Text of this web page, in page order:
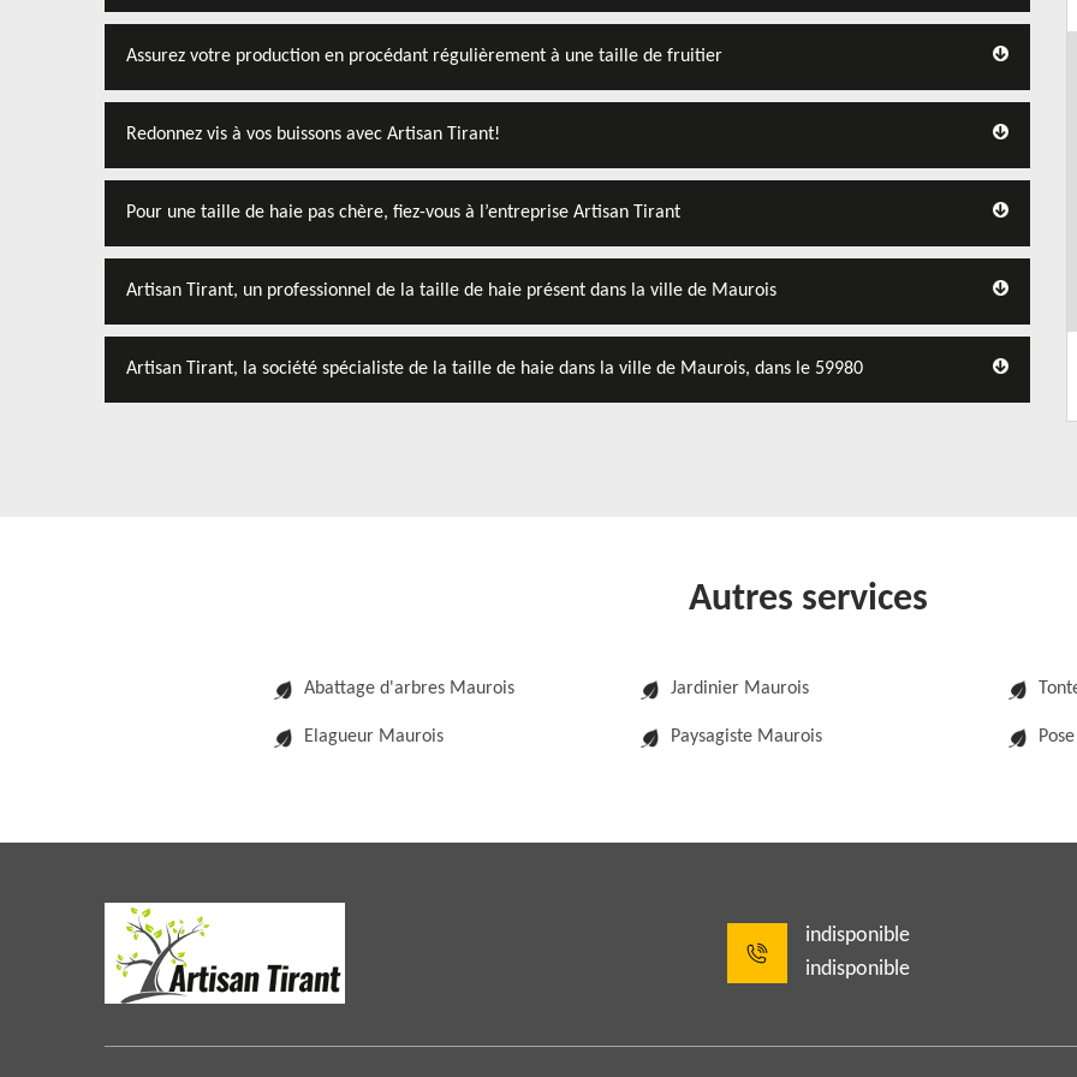
Assurez votre production en procédant régulièrement à une taille de fruitier
Redonnez vis à vos buissons avec Artisan Tirant!
Pour une taille de haie pas chère, fiez-vous à l’entreprise Artisan Tirant
Artisan Tirant, un professionnel de la taille de haie présent dans la ville de Maurois
Artisan Tirant, la société spécialiste de la taille de haie dans la ville de Maurois, dans le 59980
Autres services
Abattage d'arbres Maurois
Elagueur Maurois
Jardinier Maurois
Paysagiste Maurois
indisponible
indisponible